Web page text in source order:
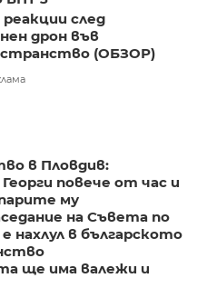
след
дрон във
(ОБЗОР)
в Пловдив:
повече от час и
му
на Съвета по
нахлул в българското
ще има валежи и